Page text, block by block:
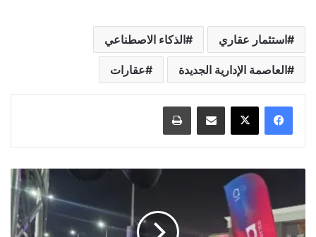
استثمار عقاري الذكاء الاصطناعي
العاصمة الإدارية الجديدة عقارات
مشاركة عبر البريد طباعة